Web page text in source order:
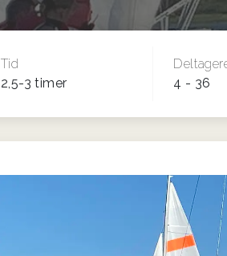
Tid
2,5-3 timer
4 - 36